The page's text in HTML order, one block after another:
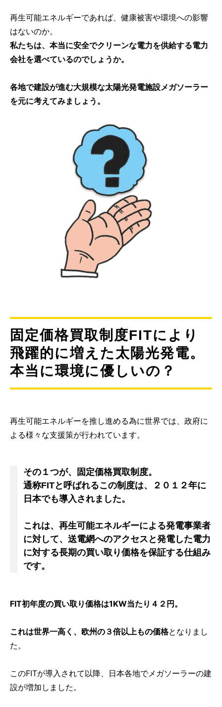
再生可能エネルギーであれば、健康被害や環境への影響
はないのか。
私たちは、本当に安全でクリーンな電力を供給する電力
会社を選べているのでしょうか。
各地で建設が進む大規模な太陽光発電施設メガソーラー
を元に考えてみましょう。
固定価格買取制度FITにより
飛躍的に増えた太陽光発電。
本当に環境に優しいの？
再生可能エネルギーを推し進める為に世界では、政府に
よる様々な支援策が行われています。
その１つが、固定価格買取制度。
通称FITと呼ばれるこの制度は、２０１２年に
日本でも導入されました。
これは、再生可能エネルギーによる発電事業者
に対して、送電網へのアクセスと発電した電力
に対する長期の買い取り価格を保証する仕組み
です。
FIT初年度の買い取り価格は1KW当たり４２円。
これは世界一高く、欧州の３倍以上もの価格となりまし
た。
このFITが導入されて以降、日本各地でメガソーラーの建
設が増加しました。